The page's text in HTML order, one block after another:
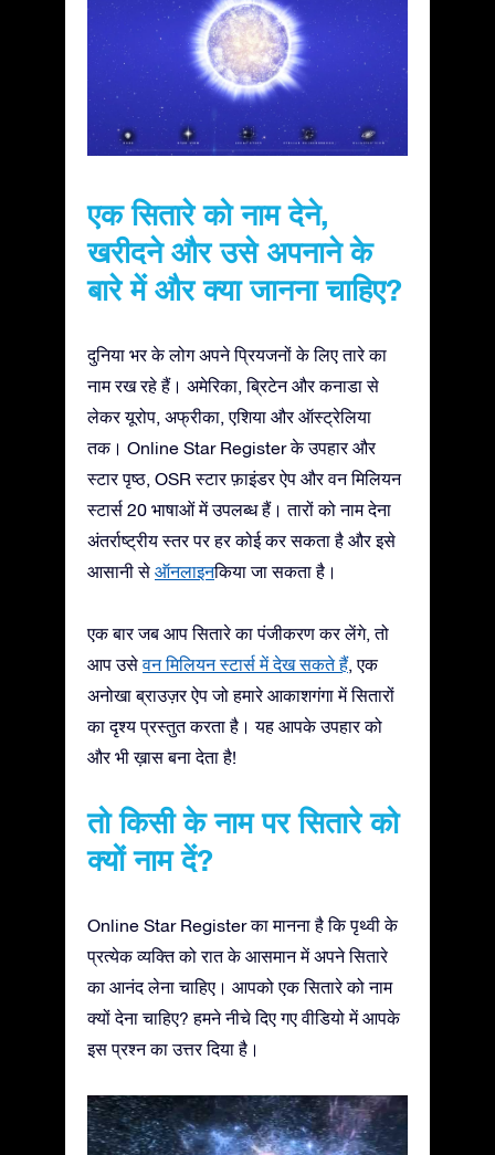
एक सितारे को नाम देने,
खरीदने और उसे अपनाने के
बारे में और क्या जानना चाहिए?
दुनिया भर के लोग अपने प्रियजनों के लिए तारे का
नाम रख रहे हैं। अमेरिका, ब्रिटेन और कनाडा से
लेकर यूरोप, अफ्रीका, एशिया और ऑस्ट्रेलिया
तक। Online Star Register के उपहार और
स्टार पृष्ठ, OSR स्टार फ़ाइंडर ऐप और वन मिलियन
स्टार्स 20 भाषाओं में उपलब्ध हैं। तारों को नाम देना
अंतर्राष्ट्रीय स्तर पर हर कोई कर सकता है और इसे
आसानी से ऑनलाइनकिया जा सकता है।
एक बार जब आप सितारे का पंजीकरण कर लेंगे, तो
आप उसेवन मिलियन स्टार्स में देख सकते हैं, एक
अनोखा ब्राउज़र ऐप जो हमारे आकाशगंगा में सितारों
का दृश्य प्रस्तुत करता है। यह आपके उपहार को
और भी ख़ास बना देता है!
तो किसी के नाम पर सितारे को
क्यों नाम दें?
Online Star Register का मानना है कि पृथ्वी के
प्रत्येक व्यक्ति को रात के आसमान में अपने सितारे
का आनंद लेना चाहिए। आपको एक सितारे को नाम
क्यों देना चाहिए? हमने नीचे दिए गए वीडियो में आपके
इस प्रश्न का उत्तर दिया है।